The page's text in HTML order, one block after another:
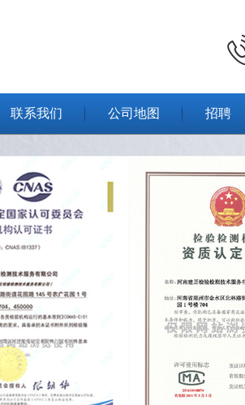
联系我们 公司地图 招聘